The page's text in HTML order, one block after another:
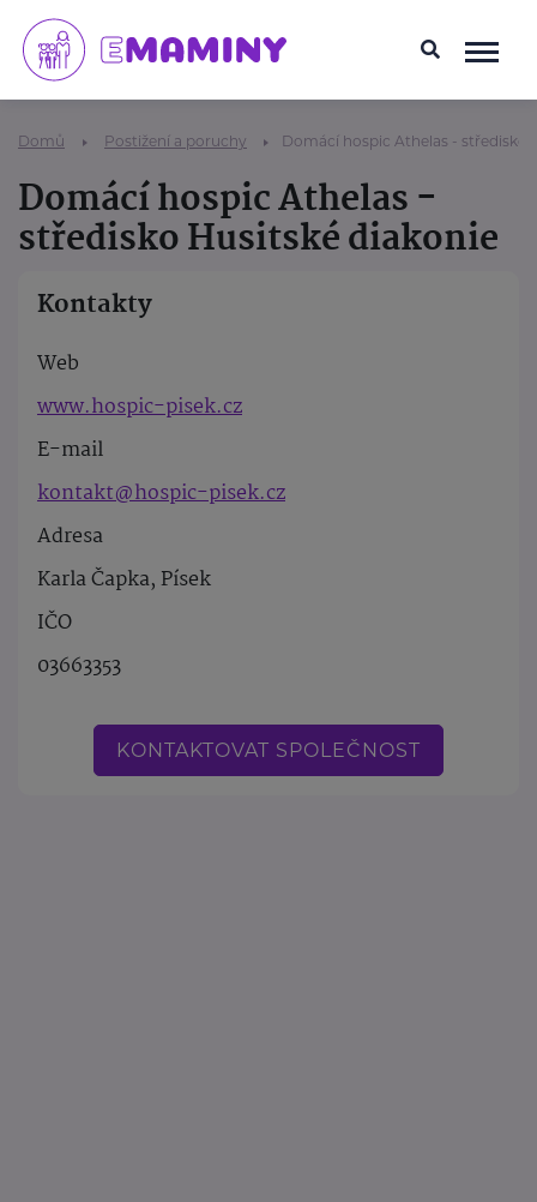
Domů Postižení a poruchy Domácí hospic Athelas - středisko
Domácí hospic Athelas -
středisko Husitské diakonie
Kontakty
Web
www.hospic-pisek.cz
E-mail
kontakt@hospic-pisek.cz
Adresa
Karla Čapka, Písek
IČO
03663353
KONTAKTOVAT SPOLEČNOST